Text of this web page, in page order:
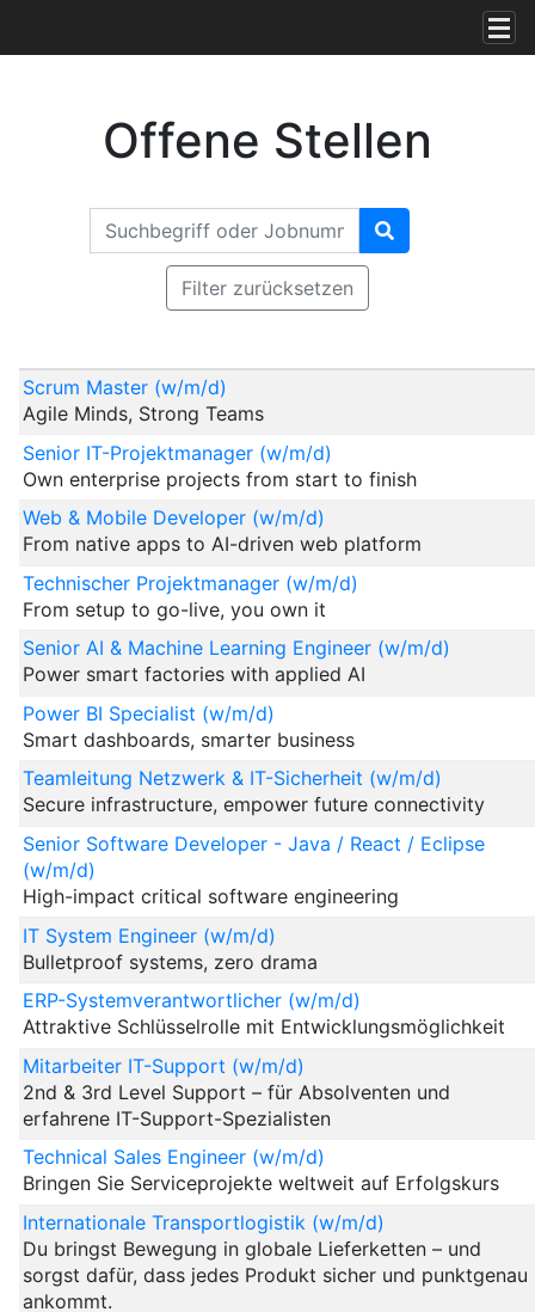
Offene Stellen
Suchbegriff oder Jobnummer
finden
Filter zurücksetzen
Stelle Ort
Scrum Master (w/m/d)
Agile Minds, Strong Teams
Senior IT-Projektmanager (w/m/d)
Own enterprise projects from start to finish
Web & Mobile Developer (w/m/d)
From native apps to AI-driven web platform
Technischer Projektmanager (w/m/d)
From setup to go-live, you own it
Senior AI & Machine Learning Engineer (w/m/d)
Power smart factories with applied AI
Power BI Specialist (w/m/d)
Smart dashboards, smarter business
Teamleitung Netzwerk & IT-Sicherheit (w/m/d)
Secure infrastructure, empower future connectivity
Senior Software Developer - Java / React / Eclipse
(w/m/d)
High-impact critical software engineering
IT System Engineer (w/m/d)
Bulletproof systems, zero drama
ERP-Systemverantwortlicher (w/m/d)
Attraktive Schlüsselrolle mit Entwicklungsmöglichkeit
Mitarbeiter IT-Support (w/m/d)
2nd & 3rd Level Support – für Absolventen und
erfahrene IT-Support-Spezialisten
Technical Sales Engineer (w/m/d)
Bringen Sie Serviceprojekte weltweit auf Erfolgskurs
Internationale Transportlogistik (w/m/d)
Du bringst Bewegung in globale Lieferketten – und
sorgst dafür, dass jedes Produkt sicher und punktgenau
ankommt.